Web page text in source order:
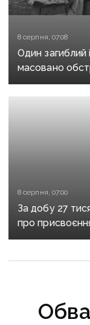
8 серпня, 07:08
Один загиблий
масовано
8 серпня, 07:00
За добу 27
про
України